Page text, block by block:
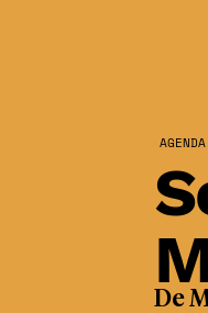
AGENDA
De